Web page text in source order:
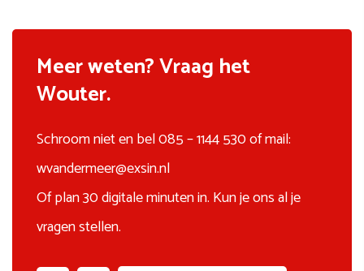
Meer weten? Vraag het
Wouter.
Schroom niet en bel 085 – 1144 530 of mail:
wvandermeer@exsin.nl
Of plan 30 digitale minuten in. Kun je ons al je
vragen stellen.